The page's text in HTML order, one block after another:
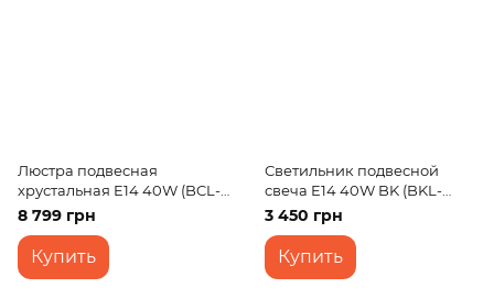
Люстра подвесная
хрустальная E14 40W (BCL-
681S/6)
8 799 грн
Купить
Светильник подвесной
свеча E14 40W BK (BKL-
591S/5)
3 450 грн
Купить